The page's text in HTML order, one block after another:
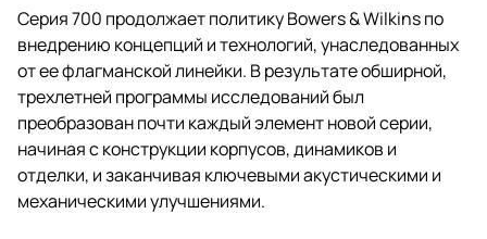
Серия 700 продолжает политику Bowers & Wilkins по
внедрению концепций и технологий, унаследованных
от ее флагманской линейки. В результате обширной,
трехлетней программы исследований был
преобразован почти каждый элемент новой серии,
начиная с конструкции корпусов, динамиков и
отделки, и заканчивая ключевыми акустическими и
механическими улучшениями.